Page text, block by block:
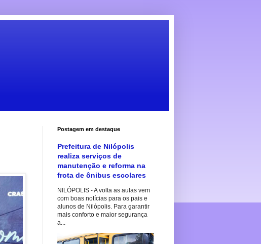
Postagem em destaque
Prefeitura de Nilópolis
realiza serviços de
manutenção e reforma na
frota de ônibus escolares
NILÓPOLIS - A volta as aulas vem
com boas notícias para os pais e
alunos de Nilópolis. Para garantir
mais conforto e maior segurança
a...